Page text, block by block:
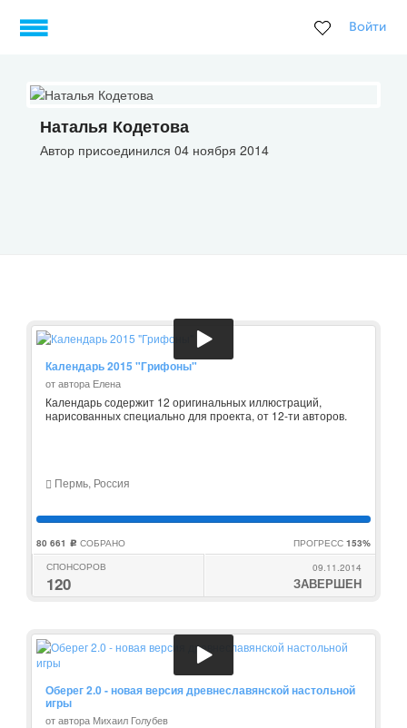
Войти
Наталья Кодетова
Автор присоединился 04 ноября 2014
Календарь 2015 "Грифоны"
от автора Елена
Календарь содержит 12 оригинальных иллюстраций,
нарисованных специально для проекта, от 12-ти авторов.
Пермь, Россия
80 661 c СОБРАНО ПРОГРЕСС 153%
СПОНСОРОВ
120
09.11.2014
ЗАВЕРШЕН
Оберег 2.0 - новая версия древнеславянской настольной
игры
от автора Михаил Голубев